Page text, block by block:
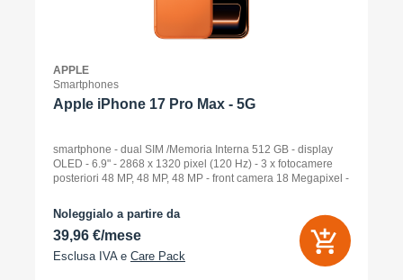
APPLE
Smartphones
Apple iPhone 17 Pro Max - 5G
smartphone - dual SIM /Memoria Interna 512 GB - display
OLED - 6.9" - 2868 x 1320 pixel (120 Hz) - 3 x fotocamere
posteriori 48 MP, 48 MP, 48 MP - front camera 18 Megapixel -
Noleggialo a partire da
39,96 €/mese
Esclusa IVA e Care Pack